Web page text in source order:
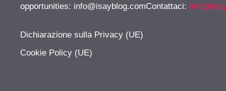
opportunities: info@isayblog.comContattaci:
Dichiarazione sulla Privacy (UE)
Cookie Policy (UE)